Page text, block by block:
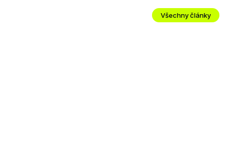
Všechny články